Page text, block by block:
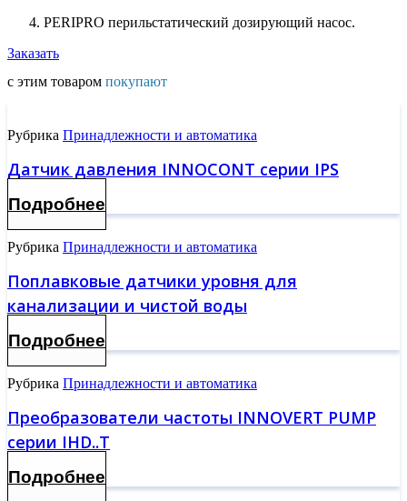
PERIPRO перильстатический дозирующий насос.
Заказать
с этим товаром покупают
Рубрика Принадлежности и автоматика
Датчик давления INNOCONT серии IPS
Подробнее
Рубрика Принадлежности и автоматика
Поплавковые датчики уровня для
канализации и чистой воды
Подробнее
Рубрика Принадлежности и автоматика
Преобразователи частоты INNOVERT PUMP
серии IHD..T
Подробнее